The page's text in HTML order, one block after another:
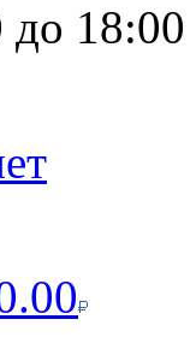
до 18:00